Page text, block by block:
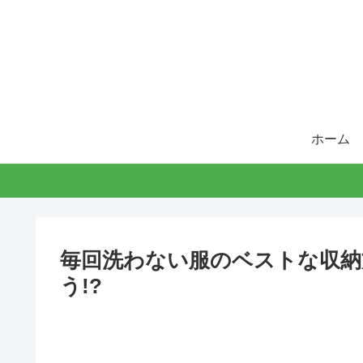
ホーム
毎回洗わない服のベストな収
う!?